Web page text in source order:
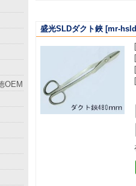
盛光SLDダクト鋏 [mr-
OEM